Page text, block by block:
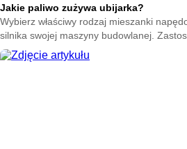
Jakie paliwo zużywa ubijarka?
Wybierz właściwy rodzaj mieszanki
silnika swojej maszyny budowlanej.
optymalną ciecz i zapobiegaj awariom
wtryskowego.